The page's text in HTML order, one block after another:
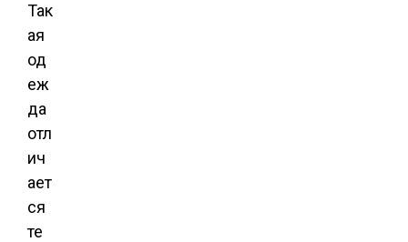
Так
ая
од
еж
да
отл
ич
ает
ся
те